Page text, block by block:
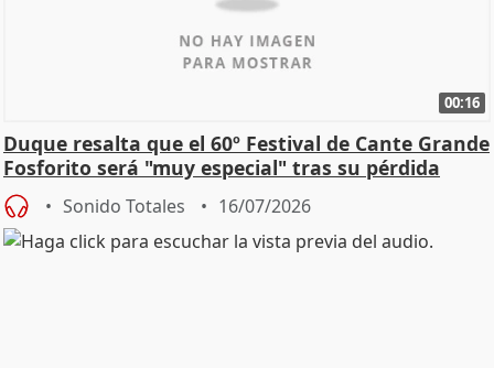
00:16
Duque resalta que el 60º Festival de Cante Grande
Fosforito será "muy especial" tras su pérdida
Sonido Totales 16/07/2026